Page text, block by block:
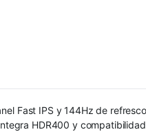
Fast IPS y 144Hz de
HDR400 y